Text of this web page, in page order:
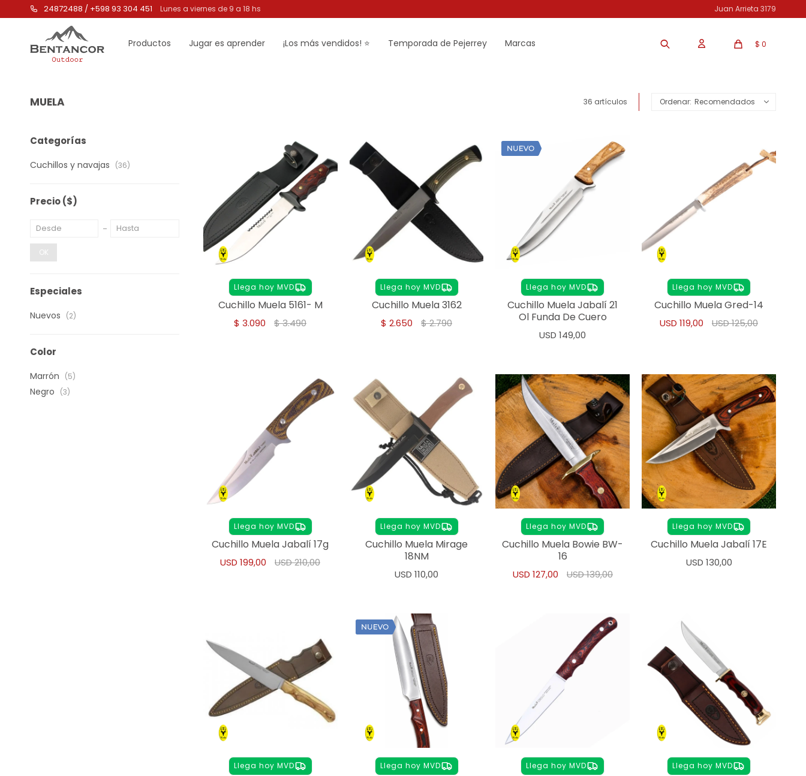
Productos Jugar es aprender ¡Los más vendidos! ⭐ Temporada de Pejerrey Marcas $ 0
24872488 / +598 93 304 451 Lunes a viernes de 9 a 18 hs Juan Arrieta 3179
MUELA 36 artículos Recomendados
Llega hoy MVD
Cuchillo Muela 5161- M
$ 3.090 $3.490
Llega hoy MVD
Cuchillo Muela 3162
$ 2.650 $2.790
Llega hoy MVD
Cuchillo Muela Jabalí 21
Ol Funda De Cuero
USD 149,00
Llega hoy MVD
Cuchillo Muela Gred-14
USD 119,00 USD125,00
Llega hoy MVD
Cuchillo Muela Jabalí 17g
USD 199,00 USD210,00
Llega hoy MVD
Cuchillo Muela Mirage
18NM
USD 110,00
Llega hoy MVD
Cuchillo Muela Bowie BW-
16
USD 127,00 USD139,00
Llega hoy MVD
Cuchillo Muela Jabalí 17E
USD 130,00
Llega hoy MVD Llega hoy MVD Llega hoy MVD Llega hoy MVD
Categorías
Cuchillos y navajas (36)
Precio($)
OK
Especiales
Nuevos (2)
Color
Marrón (5)
Negro (3)